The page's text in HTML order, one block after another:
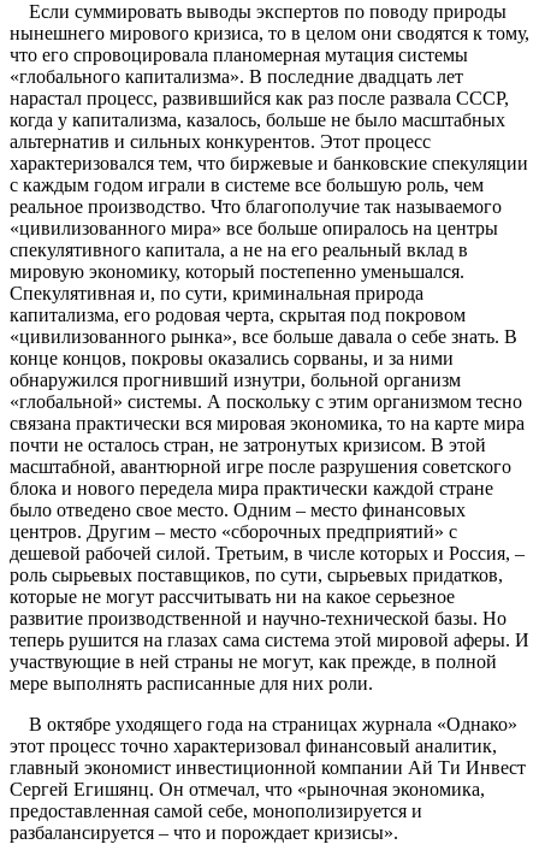
Если суммировать выводы экспертов по поводу природы
нынешнего мирового кризиса, то в целом они сводятся к тому,
что его спровоцировала планомерная мутация системы
«глобального капитализма». В последние двадцать лет
нарастал процесс, развившийся как раз после развала СССР,
когда у капитализма, казалось, больше не было масштабных
альтернатив и сильных конкурентов. Этот процесс
характеризовался тем, что биржевые и банковские спекуляции
с каждым годом играли в системе все большую роль, чем
реальное производство. Что благополучие так называемого
«цивилизованного мира» все больше опиралось на центры
спекулятивного капитала, а не на его реальный вклад в
мировую экономику, который постепенно уменьшался.
Спекулятивная и, по сути, криминальная природа
капитализма, его родовая черта, скрытая под покровом
«цивилизованного рынка», все больше давала о себе знать. В
конце концов, покровы оказались сорваны, и за ними
обнаружился прогнивший изнутри, больной организм
«глобальной» системы. А поскольку с этим организмом тесно
связана практически вся мировая экономика, то на карте мира
почти не осталось стран, не затронутых кризисом. В этой
масштабной, авантюрной игре после разрушения советского
блока и нового передела мира практически каждой стране
было отведено свое место. Одним – место финансовых
центров. Другим – место «сборочных предприятий» с
дешевой рабочей силой. Третьим, в числе которых и Россия, –
роль сырьевых поставщиков, по сути, сырьевых придатков,
которые не могут рассчитывать ни на какое серьезное
развитие производственной и научно-технической базы. Но
теперь рушится на глазах сама система этой мировой аферы. И
участвующие в ней страны не могут, как прежде, в полной
мере выполнять расписанные для них роли.
В октябре уходящего года на страницах журнала «Однако»
этот процесс точно характеризовал финансовый аналитик,
главный экономист инвестиционной компании Ай Ти Инвест
Сергей Егишянц. Он отмечал, что «рыночная экономика,
предоставленная самой себе, монополизируется и
разбалансируется – что и порождает кризисы».